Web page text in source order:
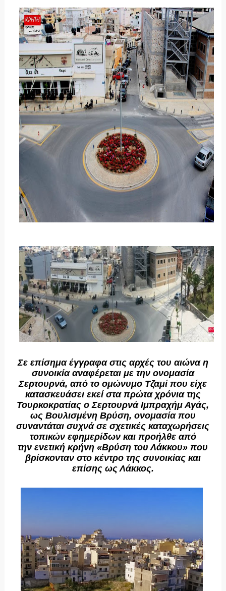
Σε επίσημα έγγραφα στις αρχές του αιώνα η
συνοικία αναφέρεται με την ονομασία
Σερτουρνά, από το ομώνυμο Τζαμί που είχε
κατασκευάσει εκεί στα πρώτα χρόνια της
Τουρκοκρατίας ο Σερτουρνά Ιμπραχήμ Αγάς,
ως Βουλισμένη Βρύση, ονομασία που
συναντάται συχνά σε σχετικές καταχωρήσεις
τοπικών εφημερίδων και προήλθε από
την ενετική κρήνη «Βρύση του Λάκκου» που
βρίσκονταν στο κέντρο της συνοικίας και
επίσης ως Λάκκος.